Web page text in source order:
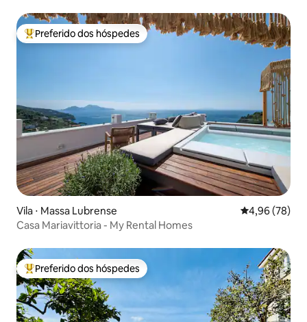
Entre os melhores preferidos dos hóspedes
Preferido dos hóspedes
Vila ⋅ Massa Lubrense 4,96 de uma
4,96 (78)
Casa Mariavittoria - My Rental Homes
Entre os melhores preferidos dos hóspedes
Preferido dos hóspedes